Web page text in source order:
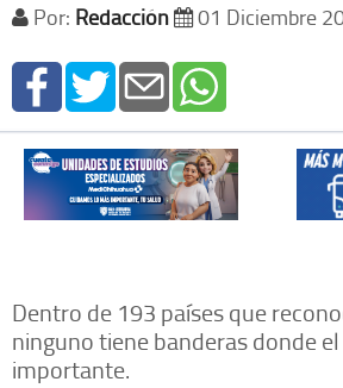
Por: Redacción 01 Diciembre
Dentro de 193 países que
ninguno tiene banderas donde
importante.